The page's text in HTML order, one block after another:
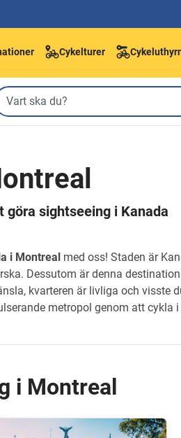
Cykelturer
sightseeing i Kanada
i Montreal med oss! Staden är
Dessutom är denna
kvarteren är livliga och visste
metropol genom att cykla
i Montreal